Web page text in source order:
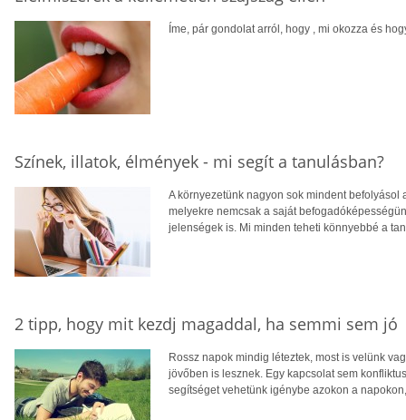
Íme, pár gondolat arról, hogy , mi okozza és
Színek, illatok, élmények - mi segít a tanulásban?
A környezetünk nagyon sok mindent
melyekre nemcsak a saját
jelenségek is. Mi minden teheti könnyebbé a
2 tipp, hogy mit kezdj magaddal, ha semmi sem jó
Rossz napok mindig léteztek, most is velünk
jövőben is lesznek. Egy kapcsolat sem
segítséget vehetünk igénybe azokon a